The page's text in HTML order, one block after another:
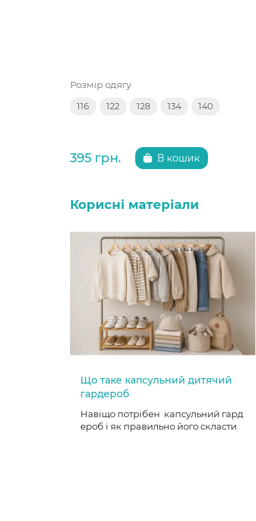
Розмір одягу
116 122 128 134 140
395 грн. В кошик
Корисні матеріали
Що таке капсульний дитячий
гардероб
Навіщо потрібен капсульний гард
ероб і як правильно його скласти